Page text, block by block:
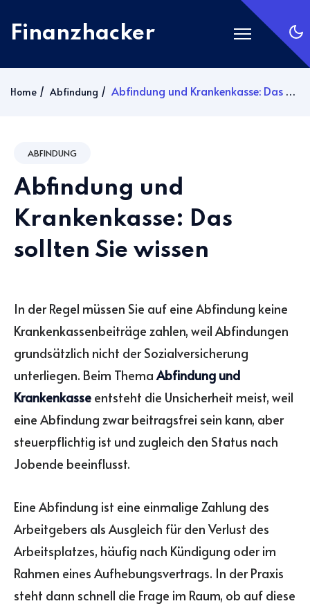
Finanzhacker
Silber
Anmelden
Abonnieren
Home Abfindung Abfindung und Krankenkasse: Das sollten Sie wissen
ABFINDUNG
Abfindung und
Krankenkasse: Das
sollten Sie wissen
In der Regel müssen Sie auf eine Abfindung keine
Krankenkassenbeiträge zahlen, weil Abfindungen
grundsätzlich nicht der Sozialversicherung
unterliegen. Beim ThemaAbfindung und
Krankenkasse entsteht die Unsicherheit meist, weil
eine Abfindung zwar beitragsfrei sein kann, aber
steuerpflichtig ist und zugleich den Status nach
Jobende beeinflusst.
Eine Abfindung ist eine einmalige Zahlung des
Arbeitgebers als Ausgleich für den Verlust des
Arbeitsplatzes, häufig nach Kündigung oder im
Rahmen eines Aufhebungsvertrags. In der Praxis
steht dann schnell die Frage im Raum, ob auf diese